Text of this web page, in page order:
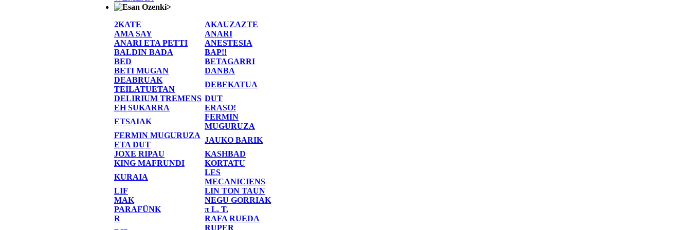
>
2KATE
AKAUZAZTE
AMA SAY
ANARI
ANARI ETA PETTI
ANESTESIA
BALDIN BADA
BAP!!
BED
BETAGARRI
BETI MUGAN
DANBA
DEABRUAK
TEILATUETAN
DEBEKATUA
DELIRIUM TREMENS DUT
EH SUKARRA
ERASO!
ETSAIAK
FERMIN
MUGURUZA
FERMIN MUGURUZA
ETA DUT
JAUKO BARIK
JOXE RIPAU
KASHBAD
KING MAFRUNDI
KORTATU
KURAIA
LES
MECANICIENS
LIF
LIN TON TAUN
MAK
NEGU GORRIAK
PARAFÜNK
π L. T.
R
RAFA RUEDA
RUPER